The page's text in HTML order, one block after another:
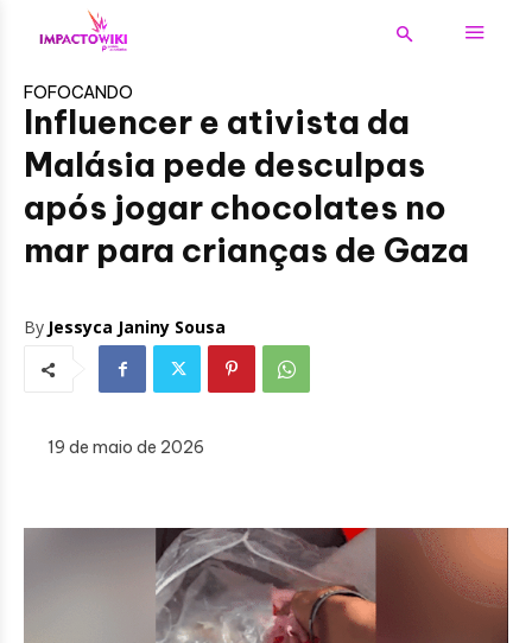
FOFOCANDO
Influencer e ativista da
Malásia pede desculpas
após jogar chocolates no
mar para crianças de Gaza
By Jessyca Janiny Sousa
19 de maio de 2026